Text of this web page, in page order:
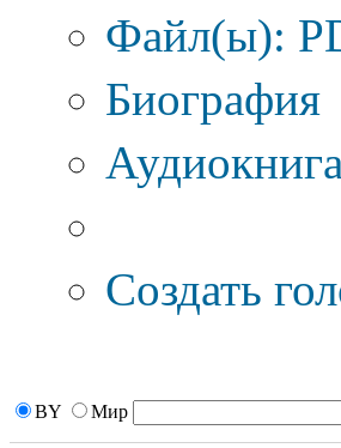
Файл(ы):
Биография
Создать
BY Мир